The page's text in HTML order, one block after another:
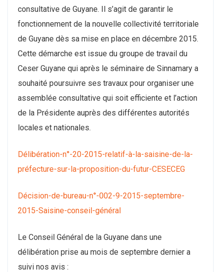
consultative de Guyane. Il s’agit de garantir le
fonctionnement de la nouvelle collectivité territoriale
de Guyane dès sa mise en place en décembre 2015.
Cette démarche est issue du groupe de travail du
Ceser Guyane qui après le séminaire de Sinnamary a
souhaité poursuivre ses travaux pour organiser une
assemblée consultative qui soit efficiente et l’action
de la Présidente auprès des différentes autorités
locales et nationales.
Délibération-n°-20-2015-relatif-à-la-saisine-de-la-
préfecture-sur-la-proposition-du-futur-CESECEG
Décision-de-bureau-n°-002-9-2015-septembre-
2015-Saisine-conseil-général
Le Conseil Général de la Guyane dans une
délibération prise au mois de septembre dernier a
suivi nos avis :